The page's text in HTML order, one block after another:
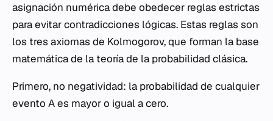
asignación numérica debe obedecer reglas estrictas
para evitar contradicciones lógicas. Estas reglas son
los tres axiomas de Kolmogorov, que forman la base
matemática de la teoría de la probabilidad clásica.
Primero, no negatividad: la probabilidad de cualquier
evento Aes mayor o igual a cero.